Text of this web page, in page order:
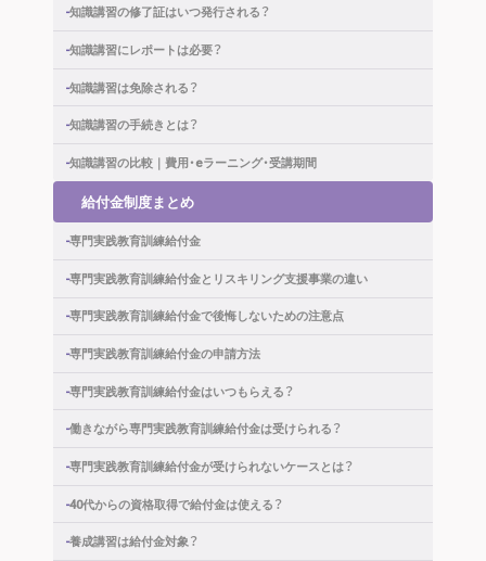
知識講習の修了証はいつ発行される？
知識講習にレポートは必要？
知識講習は免除される？
知識講習の手続きとは？
知識講習の比較｜費用・eラーニング・受講期間
給付金制度まとめ
専門実践教育訓練給付金
専門実践教育訓練給付金と リスキリング支援事業の違い
専門実践教育訓練給付金で後悔しないための注意点
専門実践教育訓練給付金の申請方法
専門実践教育訓練給付金はいつもらえる？
働きながら専門実践教育訓練給付金は受けられる？
専門実践教育訓練給付金が受けられないケースとは？
40代からの資格取得で給付金は使える？
養成講習は給付金対象？